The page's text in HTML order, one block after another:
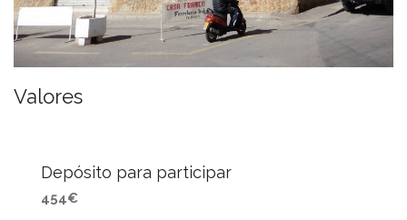
Valores
Depósito para participar
454€